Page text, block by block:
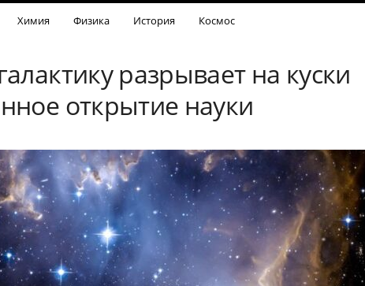
Химия Физика История Космос
разрывает на куски
открытие науки